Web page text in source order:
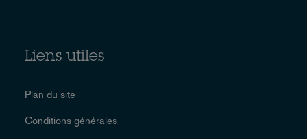
Liens utiles
Plan du site
Conditions générales